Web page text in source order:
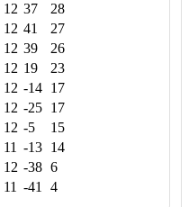
12 37
28
12 41
27
12 39
26
12 19
23
12 -14 17
12 -25 17
12 -5
15
11 -13 14
12 -38 6
11 -41 4